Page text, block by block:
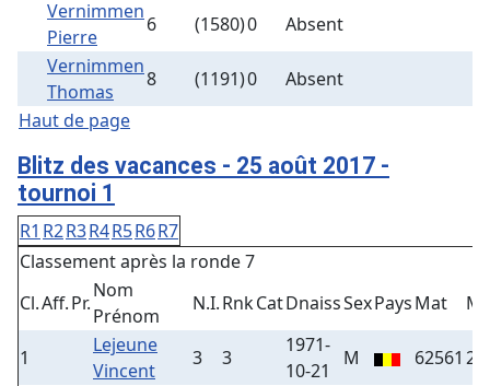
Vernimmen
Pierre
6 (1580)0
Absent
Vernimmen
Thomas
8 (1191)0
Absent
Haut de page
Blitz des vacances - 25 août 2017 -
tournoi 1
R1 R2R3R4R5R6R7
Classement après la ronde 7
Cl.Aff.Pr.
Nom
Prénom
N.I.RnkCatDnaissSexPaysMat
1
Lejeune
Vincent
3 3
1971-
10-21
M 62561